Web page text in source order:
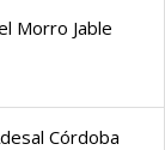
Morro Jable
Córdoba